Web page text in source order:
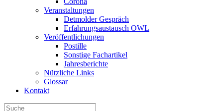
Veranstaltungen
Detmolder Gespräch
Erfahrungsaustausch OWL
Veröffentlichungen
Postille
Sonstige Fachartikel
Jahresberichte
Nützliche Links
Glossar
Kontakt